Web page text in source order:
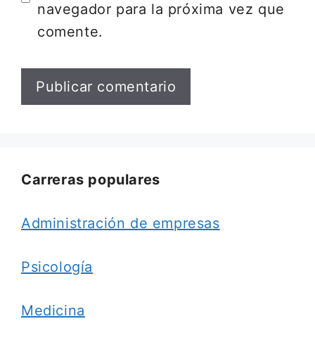
navegador para la próxima vez que
comente.
Carreras populares
Administración de empresas
Psicología
Medicina